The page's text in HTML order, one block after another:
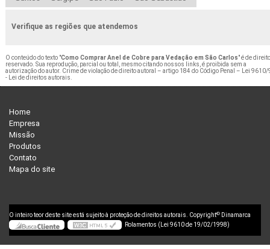
Verifique as regiões que atendemos
O conteúdo do texto "Como Comprar Anel de Cobre para Vedação em São Carlos" é de direito
reservado. Sua reprodução, parcial ou total, mesmo citando nossos links, é proibida sem a
autorização do autor. Crime de violação de direito autoral – artigo 184 do Código Penal – Lei 9610/
- Lei de direitos autorais.
Home
Empresa
Missão
Produtos
Contato
Mapa do site
O inteiro teor deste site está sujeito à proteção de direitos autorais. Copyright© Dinamarca
Rolamentos (Lei 9610 de 19/02/1998)